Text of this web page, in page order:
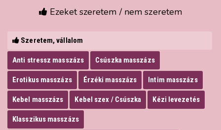
Ezeket szeretem / nem szeretem
Szeretem, vállalom
Anti stressz masszázs Csúszka masszázs
Erotikus masszázs Érzéki masszázs Intim masszázs
Kebel masszázs Kebel szex / Csúszka Kézi levezetés
Klasszikus masszázs